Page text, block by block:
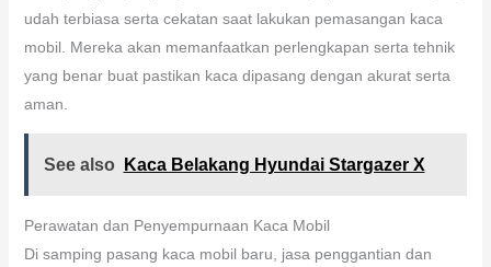
udah terbiasa serta cekatan saat lakukan pemasangan kaca
mobil. Mereka akan memanfaatkan perlengkapan serta tehnik
yang benar buat pastikan kaca dipasang dengan akurat serta
aman.
See also Kaca Belakang Hyundai Stargazer X
Perawatan dan Penyempurnaan Kaca Mobil
Di samping pasang kaca mobil baru, jasa penggantian dan